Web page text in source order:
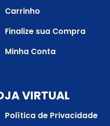
Carrinho
Finalize sua Compra
Minha Conta
VIRTUAL
Política de Privacidade